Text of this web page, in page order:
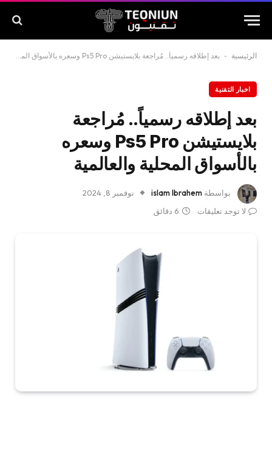
الرئيسية - بعد إطلاقه رسمياً.. مُراجعة بلايستيشن Ps5 Pro وسعره بالأسواق المحلية والعالمية
اخبار التقنية
بعد إطلاقه رسمياً.. مُراجعة
بلايستيشن Ps5 Pro وسعره
بالأسواق المحلية والعالمية
بواسطة islam Ibrahem
نوفمبر 8, 2024
لا توجد تعليقات
6 دقائق